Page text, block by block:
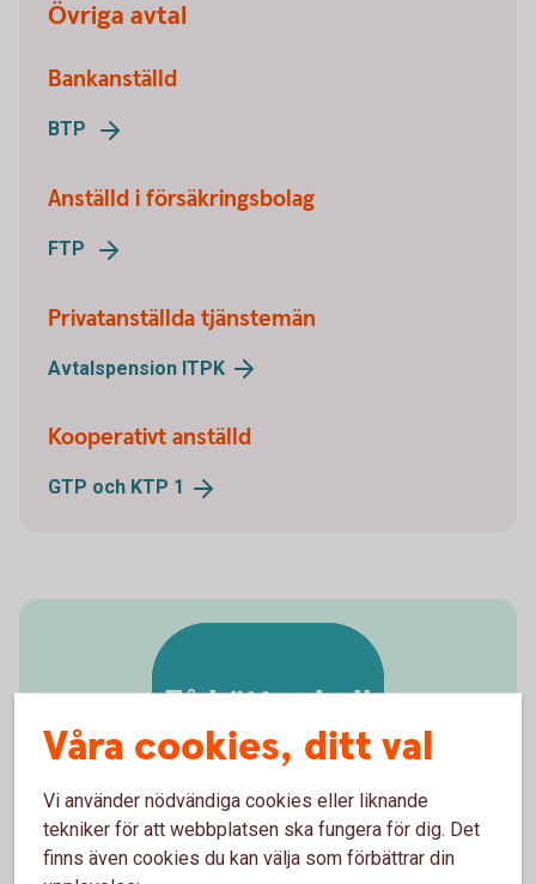
Övriga avtal
Bankanställd
BTP
Anställd i försäkringsbolag
FTP
Privatanställda tjänstemän
Avtalspension ITPK
Kooperativt anställd
GTP och KTP 1
Få bättre koll
Våra cookies, ditt val
Vi använder nödvändiga cookies eller liknande
tekniker för att webbplatsen ska fungera för dig. Det
finns även cookies du kan välja som förbättrar din